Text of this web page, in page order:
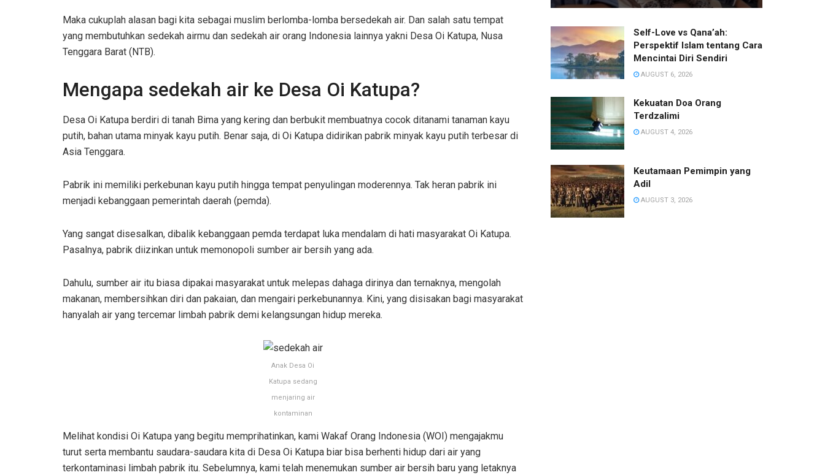
Maka cukuplah alasan bagi kita sebagai muslim berlomba-lomba bersedekah air. Dan salah satu tempat
yang membutuhkan sedekah airmu dan sedekah air orang Indonesia lainnya yakni Desa Oi Katupa, Nusa
Tenggara Barat (NTB).
Mengapa sedekah air ke Desa Oi Katupa?
Desa Oi Katupa berdiri di tanah Bima yang kering dan berbukit membuatnya cocok ditanami tanaman kayu
putih, bahan utama minyak kayu putih. Benar saja, di Oi Katupa didirikan pabrik minyak kayu putih terbesar di
Asia Tenggara.
Pabrik ini memiliki perkebunan kayu putih hingga tempat penyulingan moderennya. Tak heran pabrik ini
menjadi kebanggaan pemerintah daerah (pemda).
Yang sangat disesalkan, dibalik kebanggaan pemda terdapat luka mendalam di hati masyarakat Oi Katupa.
Pasalnya, pabrik diizinkan untuk memonopoli sumber air bersih yang ada.
Dahulu, sumber air itu biasa dipakai masyarakat untuk melepas dahaga dirinya dan ternaknya, mengolah
makanan, membersihkan diri dan pakaian, dan mengairi perkebunannya. Kini, yang disisakan bagi masyarakat
hanyalah air yang tercemar limbah pabrik demi kelangsungan hidup mereka.
Anak Desa Oi
Katupa sedang
menjaring air
kontaminan
Melihat kondisi Oi Katupa yang begitu memprihatinkan, kami Wakaf Orang Indonesia (WOI) mengajakmu
turut serta membantu saudara-saudara kita di Desa Oi Katupa biar bisa berhenti hidup dari air yang
terkontaminasi limbah pabrik itu. Sebelumnya, kami telah menemukan sumber air bersih baru yang letaknya
Self-Love vs Qana’ah:
Perspektif Islam tentang Cara
Mencintai Diri Sendiri
AUGUST 6, 2026
Kekuatan Doa Orang
Terdzalimi
AUGUST 4, 2026
Keutamaan Pemimpin yang
Adil
AUGUST 3, 2026